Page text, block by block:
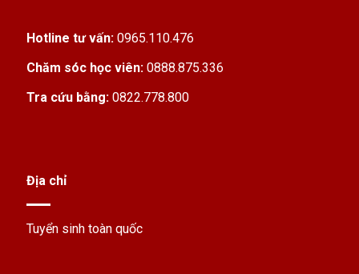
Hotline tư vấn: 0965.110.476
Chăm sóc học viên: 0888.875.336
Tra cứu bằng: 0822.778.800
Địa chỉ
Tuyển sinh toàn quốc